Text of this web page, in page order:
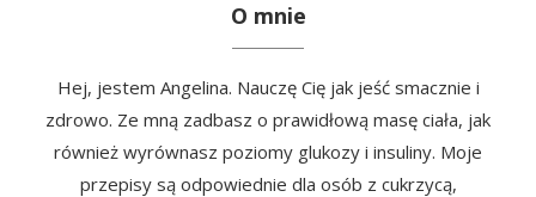
O mnie
Hej, jestem Angelina. Nauczę Cię jak jeść smacznie i
zdrowo. Ze mną zadbasz o prawidłową masę ciała, jak
również wyrównasz poziomy glukozy i insuliny. Moje
przepisy są odpowiednie dla osób z cukrzycą,